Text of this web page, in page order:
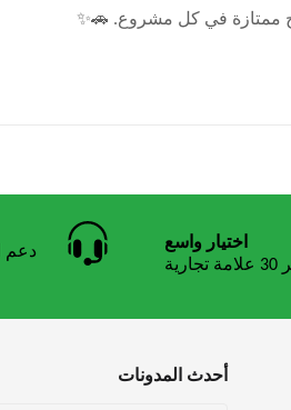
ممتازة في كل مشروع. 🚗✨
اختيار واسع
دعم
أحدث المدونات